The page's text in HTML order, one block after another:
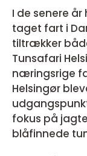
I de senere
taget fart i
tiltrækker
Tunsafari
næringsrige
Helsingør
fokus på
blåfinnede